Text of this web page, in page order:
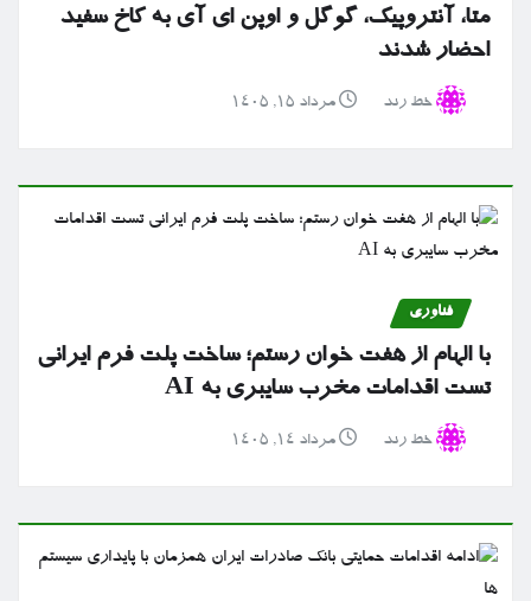
متا، آنتروپیک، گوگل و اوپن ای آی به کاخ سفید
احضار شدند
خط رند مرداد ۱۵, ۱۴۰۵
فناوری
با الهام از هفت خوان رستم؛ ساخت پلت فرم ایرانی
تست اقدامات مخرب سایبری به AI
خط رند مرداد ۱۴, ۱۴۰۵